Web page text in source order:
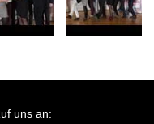
uns an: